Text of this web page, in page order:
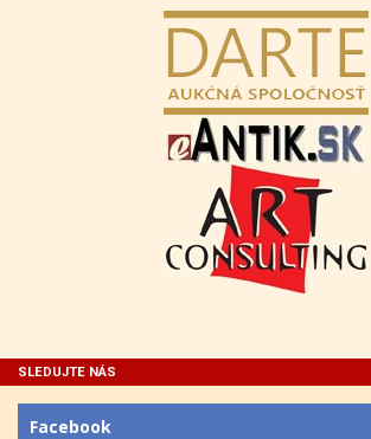
SLEDUJTE NÁS
Facebook